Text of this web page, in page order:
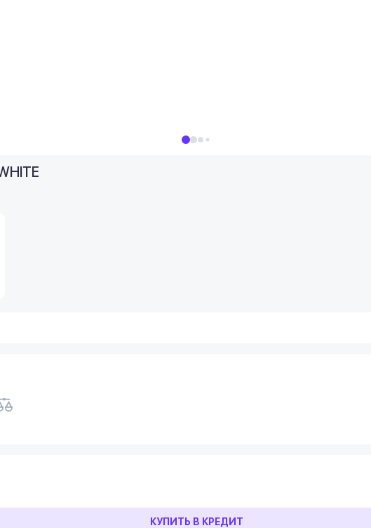
КУПИТЬ В КРЕДИТ